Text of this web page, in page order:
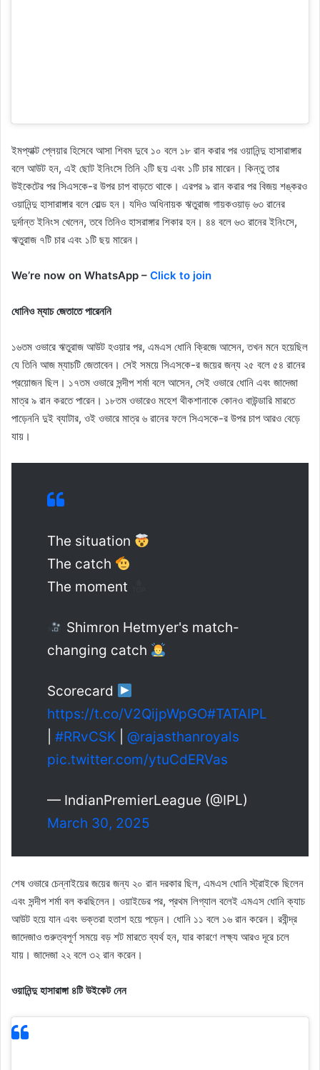
ইমপ্যাক্ট প্লেয়ার হিসেবে আসা শিবম দুবে ১০ বলে ১৮ রান করার পর ওয়ানিন্দু হাসারাঙ্গার
বলে আউট হন, এই ছোট ইনিংসে তিনি ২টি ছয় এবং ১টি চার মারেন। কিন্তু তার
উইকেটের পর সিএসকে-র উপর চাপ বাড়তে থাকে। এরপর ৯ রান করার পর বিজয় শঙ্করও
ওয়ানিন্দু হাসারাঙ্গার বলে বোল্ড হন। যদিও অধিনায়ক ঋতুরাজ গায়কওয়াড় ৬৩ রানের
দুর্দান্ত ইনিংস খেলেন, তবে তিনিও হাসরাঙ্গার শিকার হন। ৪৪ বলে ৬৩ রানের ইনিংসে,
ঋতুরাজ ৭টি চার এবং ১টি ছয় মারেন।
We’re now on WhatsApp – Click to join
ধোনিও ম্যাচ জেতাতে পারেননি
১৬তম ওভারে ঋতুরাজ আউট হওয়ার পর, এমএস ধোনি ক্রিজে আসেন, তখন মনে হয়েছিল
যে তিনি আজ ম্যাচটি জেতাবেন। সেই সময়ে সিএসকে-র জয়ের জন্য ২৫ বলে ৫৪ রানের
প্রয়োজন ছিল। ১৭তম ওভারে সন্দীপ শর্মা বলে আসেন, সেই ওভারে ধোনি এবং জাদেজা
মাত্র ৯ রান করতে পারেন। ১৮তম ওভারেও মহেশ থীকশানাকে কোনও বাউন্ডারি মারতে
পাড়েননি দুই ব্যাটার, ওই ওভারে মাত্র ৬ রানের ফলে সিএসকে-র উপর চাপ আরও বেড়ে
যায়।
The situation
The catch
The moment
Shimron Hetmyer's match-
changing catch
Scorecard
https://t.co/V2QijpWpGO#TATAIPL
#RRvCSK
@rajasthanroyals
pic.twitter.com/ytuCdERVas
— IndianPremierLeague (@IPL)
March 30, 2025
শেষ ওভারে চেন্নাইয়ের জয়ের জন্য ২০ রান দরকার ছিল, এমএস ধোনি স্ট্রাইকে ছিলেন
এবং সন্দীপ শর্মা বল করছিলেন। ওয়াইডের পর, প্রথম লিগ্যাল বলেই এমএস ধোনি ক্যাচ
আউট হয়ে যান এবং ভক্তরা হতাশ হয়ে পড়েন। ধোনি ১১ বলে ১৬ রান করেন। রবীন্দ্র
জাদেজাও গুরুত্বপূর্ণ সময়ে বড় শট মারতে ব্যর্থ হন, যার কারণে লক্ষ্য আরও দূরে চলে
যায়। জাদেজা ২২ বলে ৩২ রান করেন।
ওয়ানিন্দু হাসারাঙ্গা ৪টি উইকেট নেন